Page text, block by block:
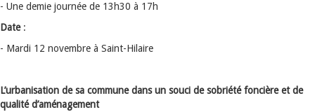
- Une demie journée de 13h30 à 17h
Date:
- Mardi 12 novembre à Saint-Hilaire
L’urbanisation de sa commune dans un souci de sobriété foncière et de
qualité d’aménagement